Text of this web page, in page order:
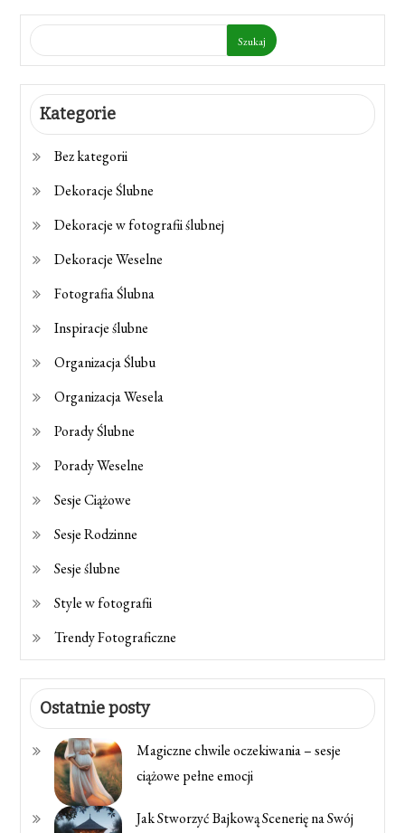
Szukaj
Kategorie
Bez kategorii
Dekoracje Ślubne
Dekoracje w fotografii ślubnej
Dekoracje Weselne
Fotografia Ślubna
Inspiracje ślubne
Organizacja Ślubu
Organizacja Wesela
Porady Ślubne
Porady Weselne
Sesje Ciążowe
Sesje Rodzinne
Sesje ślubne
Style w fotografii
Trendy Fotograficzne
Ostatnie posty
Magiczne chwile oczekiwania – sesje
ciążowe pełne emocji
Jak Stworzyć Bajkową Scenerię na Swój